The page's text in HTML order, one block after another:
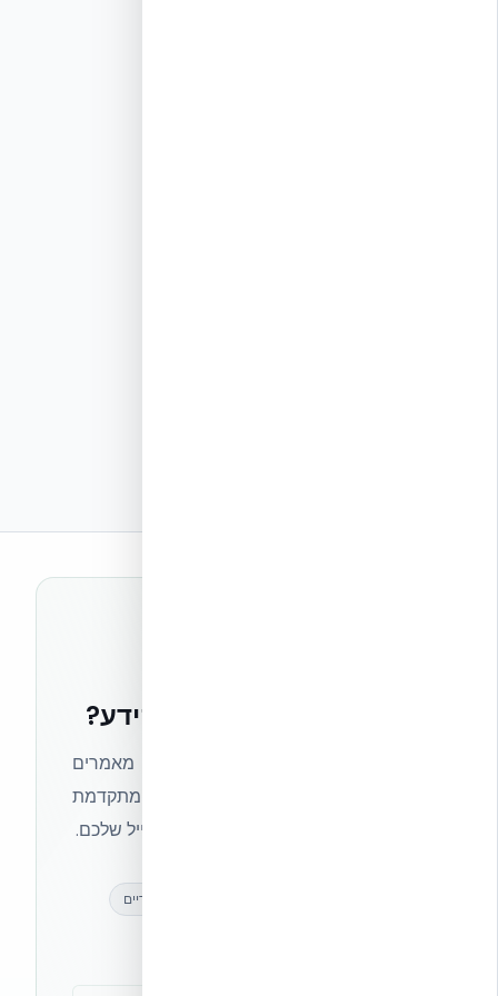
רוצים להישאר בחזית הידע?
הצטרפו לניוזלטר של אקובילד וקבלו מאמרים
מקצועיים, חדשות מעולם הבנייה המתקדמת
ועדכונים בלעדיים — ישירות לתיבת המייל שלכם.
עדכונים בלעדיים